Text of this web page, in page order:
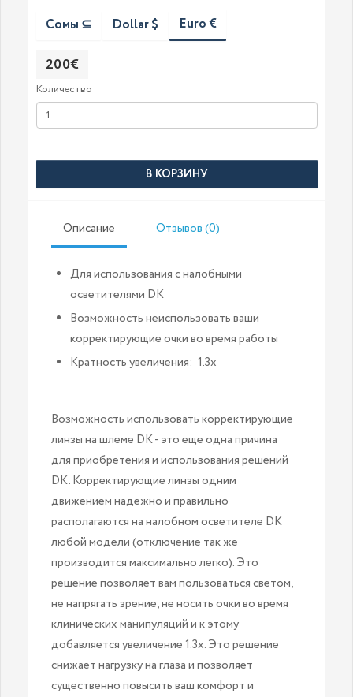
Сомы ⊆ Dollar $ Euro €
200€
Количество
В КОРЗИНУ
Описание Отзывов (0)
Для использования с налобными
осветителями DK
Возможность неиспользовать ваши
корректирующие очки во время работы
Кратность увеличения: 1.3х
Возможность использовать корректирующие
линзы на шлеме DK - это еще одна причина
для приобретения и использования решений
DK. Корректирующие линзы одним
движением надежно и правильно
располагаются на налобном осветителе DK
любой модели (отключение так же
производится максимально легко). Это
решение позволяет вам пользоваться светом,
не напрягать зрение, не носить очки во время
клинических манипуляций и к этому
добавляется увеличение 1.3х. Это решение
снижает нагрузку на глаза и позволяет
существенно повысить ваш комфорт и